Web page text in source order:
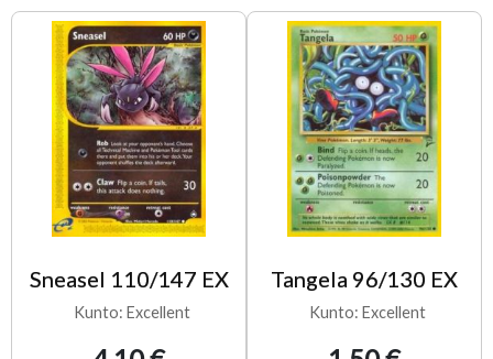
Sneasel 110/147 EX
Kunto: Excellent
Tangela 96/130 EX
Kunto: Excellent